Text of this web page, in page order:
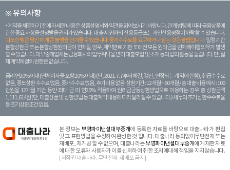
※ 유의사항
계약을 체결하기 전에 자세한 내용은 상품설명서와 약관을 읽어보시기 바랍니다. 관계 법령에 따라 금융상품에
관한 중요 사항을 설명받을 권리가 있습니다. 대 출 시 귀하의 신용등급 또는 개인신용평점이 하락할 수 있습니다.
과도한 빚은 당신 에게 큰 불행을 안겨줄 수 있습니다. 중개수수료를 요구하거나 받는 것은 불법입니다. 일정 기간
분할상환금 또는 분할상환원리금이 연체될 경우, 계약만료 기한 도래전 모든 원리금을 변제해야할 의무가 발생
할 수 있습니다. 대부중개업체는 금융회사의 업무위탁을 받아 대출모집 및 소개 등의 섭외 활동을 돕습니다. 단, 실
제 계약체결의 권한은 없습니다.
금리 연20% 이내 (연체이자율 포함 20% 이내) (단, 2021. 7. 7부터 체결, 갱신, 연장되는 계 약에 한함), 취급수수료
없음, 중도상환 수수료 없음, 중개수수료 없음, 추가비용 없음. 상환기간 : 12개월 ~ 60개월 / 총 대출 비용 예시 : 100
만원을 12개월 기간 동안 최대 금 리 연20% 적용하여 원리금균등상환방법으로 이용하는 경우 총 상환금액
1,111,614원 (단, 대출상품 및 상환방법 등 대출계약 내용에 따라 달라질 수 있습니다.) 채무의 조기 상환수수료율
등 조기상환조건 없음.
본 정보는 부영파이낸셜대부중개에 등록한 자료를 바탕으로 대출나라가 편집
및 그 표현방법을 수정하여 완성한 것 입니다. 대출나라 동의없이무단전재 또는
재배포, 재가공 할 수 없으며, 대출나라는부영파이낸셜대부중개에 게재한 자료
에 대한 오류와 사용자가 이를 신뢰하여 취한 조치에대해 책임을 지지않습니다.
[저작권 대출나라. 무단전재-재배포 금지]